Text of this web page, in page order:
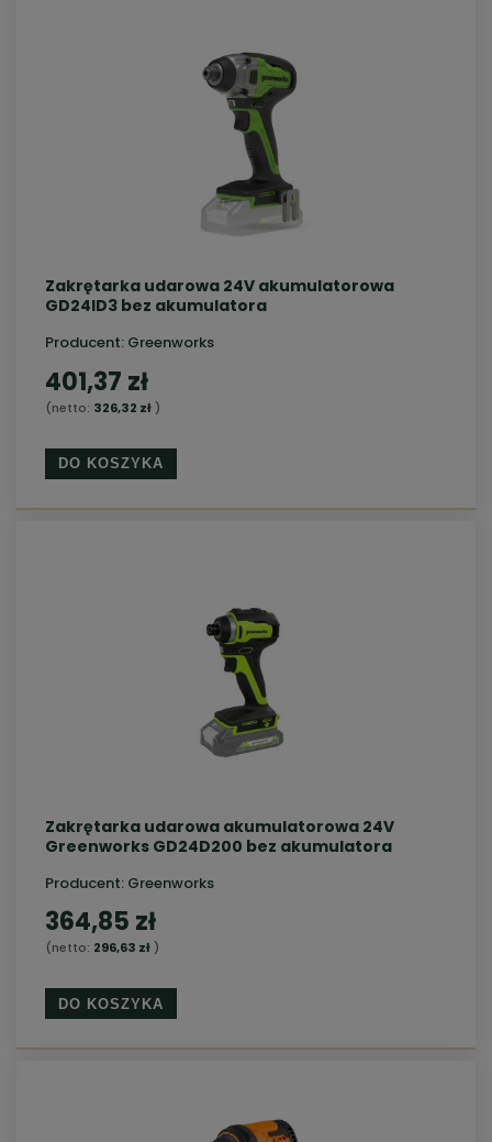
Zakrętarka udarowa 24V akumulatorowa
GD24ID3 bez akumulatora
Producent: Greenworks
401,37 zł
(netto: 326,32 zł)
DO KOSZYKA
Zakrętarka udarowa akumulatorowa 24V
Greenworks GD24D200 bez akumulatora
Producent: Greenworks
364,85 zł
(netto: 296,63 zł)
DO KOSZYKA